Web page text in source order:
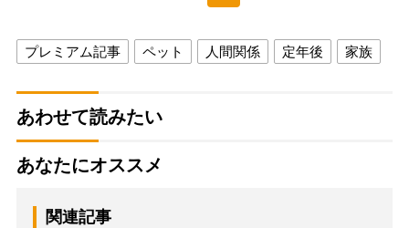
プレミアム記事 ペット 人間関係 定年後 家族
あわせて読みたい
あなたにオススメ
関連記事